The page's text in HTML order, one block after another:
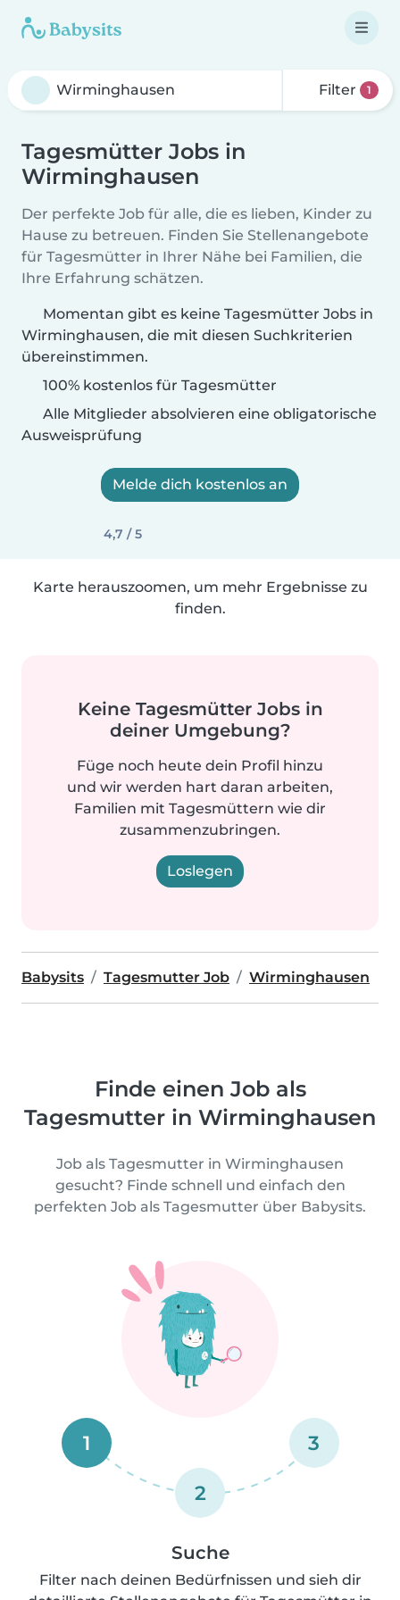
Filter 1
Tagesmütter Jobs in
Wirminghausen
Der perfekte Job für alle, die es lieben, Kinder zu
Hause zu betreuen. Finden Sie Stellenangebote
für Tagesmütter in Ihrer Nähe bei Familien, die
Ihre Erfahrung schätzen.
Momentan gibt es keine Tagesmütter Jobs in
Wirminghausen, die mit diesen Suchkriterien
übereinstimmen.
100% kostenlos für Tagesmütter
Alle Mitglieder absolvieren eine obligatorische
Ausweisprüfung
Melde dich kostenlos an
4,7 / 5
Karte herauszoomen, um mehr Ergebnisse zu
finden.
Keine Tagesmütter Jobs in
deiner Umgebung?
Füge noch heute dein Profil hinzu
und wir werden hart daran arbeiten,
Familien mit Tagesmüttern wie dir
zusammenzubringen.
Loslegen
Babysits Tagesmutter Job Wirminghausen
Finde einen Job als
Tagesmutter in Wirminghausen
Job als Tagesmutter in Wirminghausen
gesucht? Finde schnell und einfach den
perfekten Job als Tagesmutter über Babysits.
1
2
3
Suche
Filter nach deinen Bedürfnissen und sieh dir